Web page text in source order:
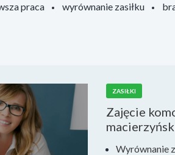
praca wyrównanie zasiłku
ZASIŁKI
Zajęcie
Wyrównanie